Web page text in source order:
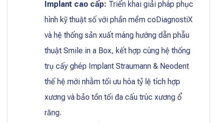
Implant cao cấp: Triển khai giải pháp phục
hình kỹ thuật số với phần mềm coDiagnostiX
và hệ thống sản xuất máng hướng dẫn phẫu
thuật Smile in a Box, kết hợp cùng hệ thống
trụ cấy ghép Implant Straumann & Neodent
thế hệ mới nhằm tối ưu hóa tỷ lệ tích hợp
xương và bảo tồn tối đa cấu trúc xương ổ
răng.